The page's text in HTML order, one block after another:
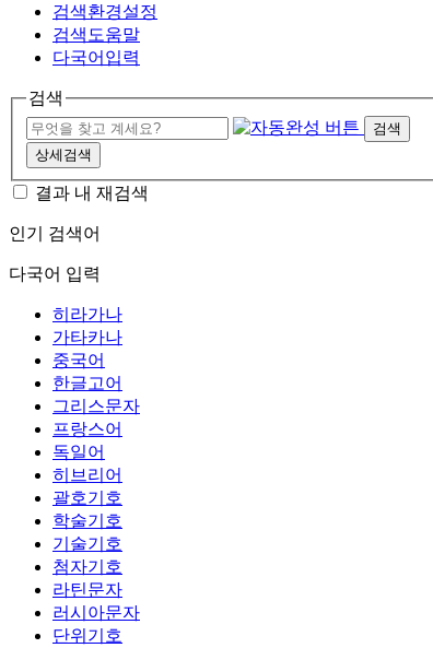
검색환경설정
검색도움말
다국어입력
검색
검색
상세검색
결과 내 재검색
인기 검색어
다국어 입력
히라가나
가타카나
중국어
한글고어
그리스문자
프랑스어
독일어
히브리어
괄호기호
학술기호
기술기호
첨자기호
라틴문자
러시아문자
단위기호